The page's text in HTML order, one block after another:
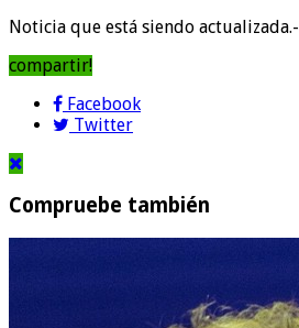
Noticia que está siendo actualizada.-
compartir!
Facebook
Twitter
Compruebe también